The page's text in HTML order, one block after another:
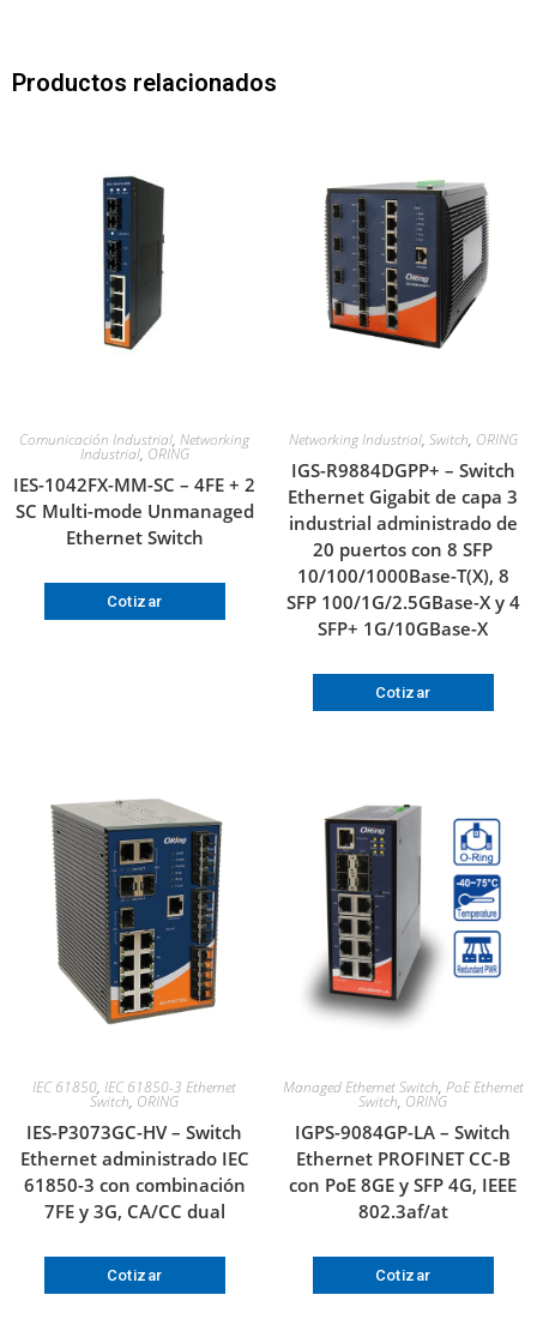
Productos relacionados
Comunicación Industrial, Networking
Industrial, ORING
IES-1042FX-MM-SC – 4FE + 2
SC Multi-mode Unmanaged
Ethernet Switch
Cotizar
Networking Industrial, Switch, ORING
IGS-R9884DGPP+ – Switch
Ethernet Gigabit de capa 3
industrial administrado de
20 puertos con 8 SFP
10/100/1000Base-T(X), 8
SFP 100/1G/2.5GBase-X y 4
SFP+ 1G/10GBase-X
Cotizar
IEC 61850, IEC 61850-3 Ethernet
Switch, ORING
IES-P3073GC-HV – Switch
Ethernet administrado IEC
61850-3 con combinación
7FE y 3G, CA/CC dual
Cotizar
Managed Ethernet Switch, PoE Ethernet
Switch, ORING
IGPS-9084GP-LA – Switch
Ethernet PROFINET CC-B
con PoE 8GE y SFP 4G, IEEE
802.3af/at
Cotizar